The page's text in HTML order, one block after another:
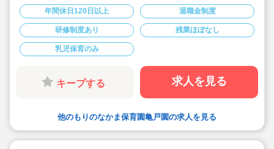
◇宿舎借り上げ制度利用可でペット可能物件等もOK♪
◇19名定員、乳児のみの保育園ですので、お子様一人ひ
とり関わることができます♪
年間休日120日以上 退職金制度
研修制度あり 残業ほぼなし
乳児保育のみ
キープする 求人を見る
他のもりのなかま保育園亀戸園の求人を見る